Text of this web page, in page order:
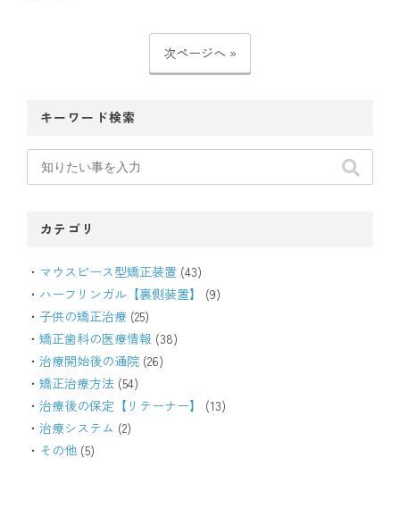
次ページへ »
キーワード検索
カテゴリ
マウスピース型矯正装置 (43)
ハーフリンガル【裏側装置】
(9)
子供の矯正治療 (25)
矯正歯科の医療情報 (38)
治療開始後の通院 (26)
矯正治療方法 (54)
治療後の保定【リテーナー】
(13)
治療システム (2)
その他 (5)